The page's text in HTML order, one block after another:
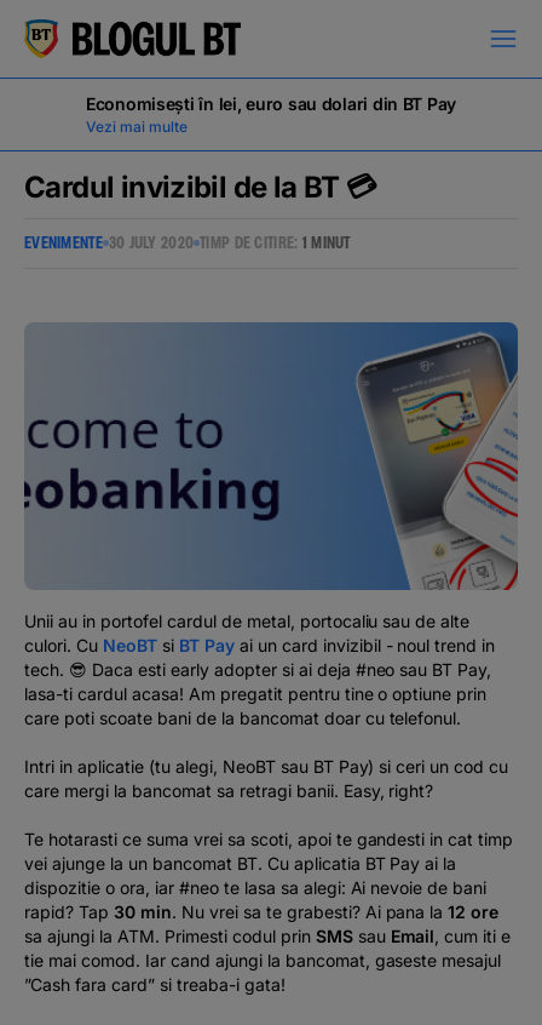
кириллица
BT Pay
Evenimente
The MacRO Zone
Pentru antreprenori
Banking, pe relaxare
Economisești în lei, euro sau dolari din BT Pay
Vezi mai multe
Cardul invizibil de la BT 💳
EVENIMENTE 30 JULY 2020 TIMP DE CITIRE: 1 MINUT
Unii au in portofel cardul de metal, portocaliu sau de alte
culori. Cu NeoBTsi BT Payai un card invizibil - noul trend in
tech. 😎 Daca esti early adopter si ai deja #neo sau BT Pay,
lasa-ti cardul acasa! Am pregatit pentru tine o optiune prin
care poti scoate bani de la bancomat doar cu telefonul.
Intri in aplicatie (tu alegi, NeoBT sau BT Pay) si ceri un cod cu
care mergi la bancomat sa retragi banii. Easy, right?
Te hotarasti ce suma vrei sa scoti, apoi te gandesti in cat timp
vei ajunge la un bancomat BT. Cu aplicatia BT Pay ai la
dispozitie o ora, iar #neo te lasa sa alegi: Ai nevoie de bani
rapid? Tap 30 min. Nu vrei sa te grabesti? Ai pana la12 ore
sa ajungi la ATM. Primesti codul prin SMSsau Email , cum iti e
tie mai comod. Iar cand ajungi la bancomat, gaseste mesajul
”Cash fara card” si treaba-i gata!